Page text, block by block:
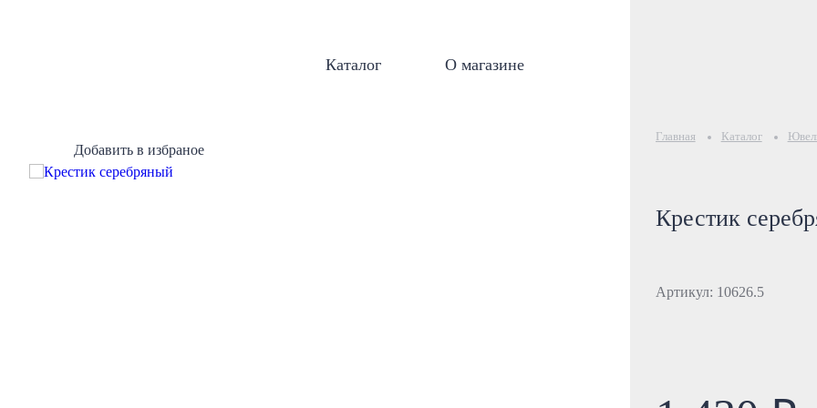
Каталог О магазине
Добавить в избраное
Главная Каталог
Крестик
Артикул: 10626.5